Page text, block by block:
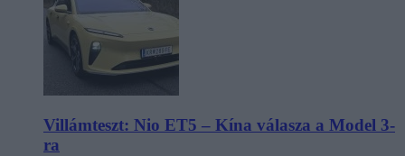
Villámteszt: Nio ET5 – Kína válasza a Model 3-
ra